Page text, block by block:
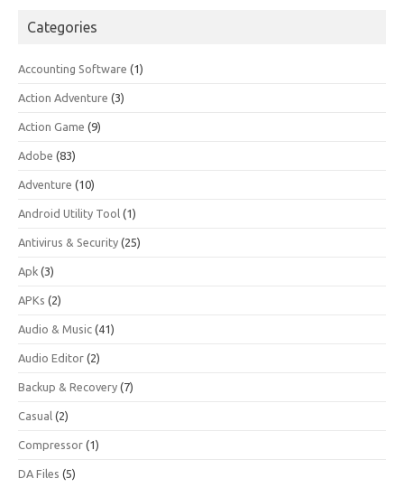
Categories
Accounting Software (1)
Action Adventure (3)
Action Game (9)
Adobe (83)
Adventure (10)
Android Utility Tool (1)
Antivirus & Security (25)
Apk (3)
APKs (2)
Audio & Music (41)
Audio Editor (2)
Backup & Recovery (7)
Casual (2)
Compressor (1)
DA Files (5)